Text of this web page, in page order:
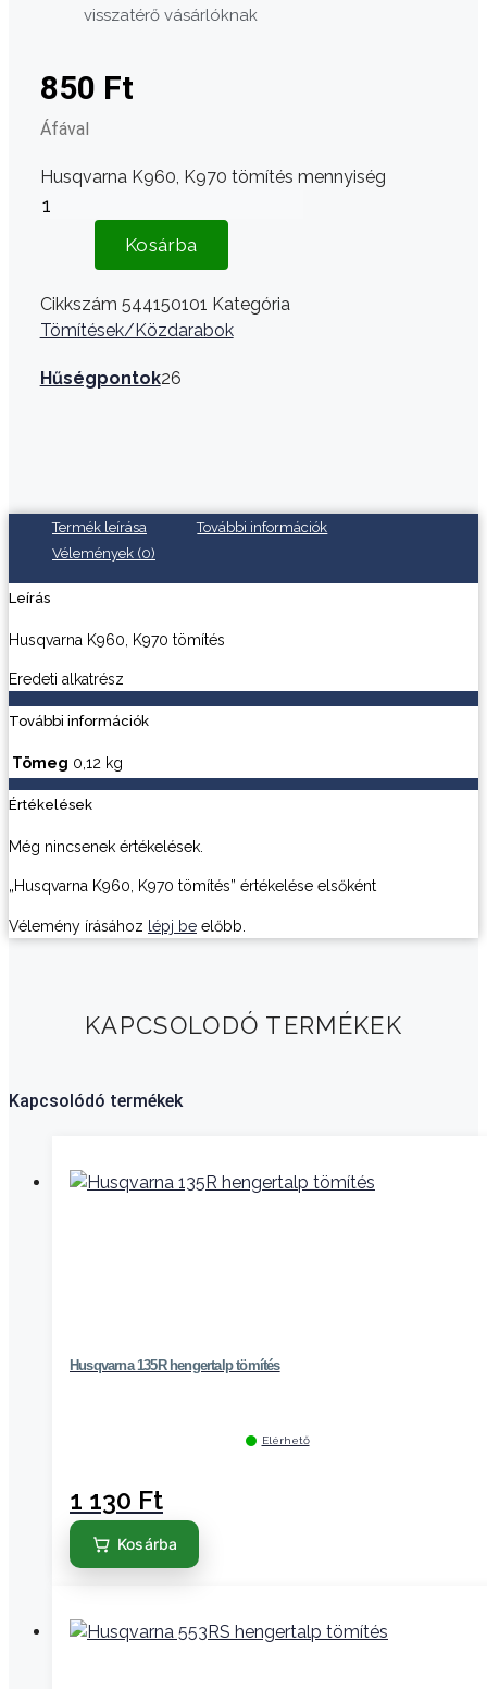
visszatérő vásárlóknak
850 Ft
Áfával
Husqvarna K960, K970 tömítés mennyiség
Kosárba
Cikkszám 544150101 Kategória
Tömítések/Közdarabok
Hűségpontok26
Termék leírása
További információk
Vélemények (0)
Leírás
Husqvarna K960, K970 tömítés
Eredeti alkatrész
További információk
Tömeg 0,12 kg
Értékelések
Még nincsenek értékelések.
„Husqvarna K960, K970 tömítés” értékelése elsőként
Vélemény írásához lépj be előbb.
KAPCSOLODÓ TERMÉKEK
Kapcsolódó termékek
Husqvarna 135R hengertalp tömítés
Elérhető
1 130 Ft
Kosárba